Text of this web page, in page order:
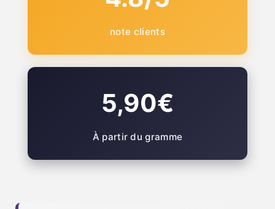
note clients
5,90€
À partir du gramme